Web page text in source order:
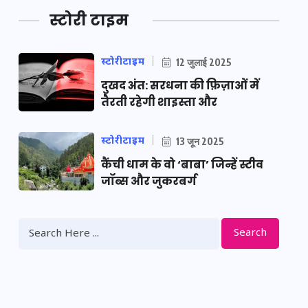
स्टोरी टाइम
स्टोरीटाइम 12 जुलाई 2025
दुखद अंत: सरधना की फ़िज़ाओं में
तैरती रहेगी शाइस्ता और
स्टोरीटाइम 13 जून 2025
कैंची धाम के वो ‘बाबा’ जिन्हें स्टीव
जॉब्स और जुकरबर्ग
Search